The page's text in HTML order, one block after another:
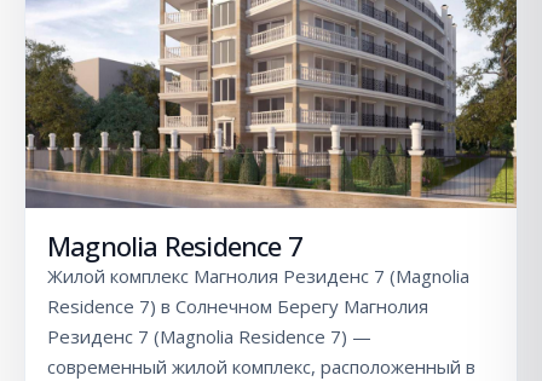
Magnolia Residence 7
Жилой комплекс Магнолия Резиденс 7 (Magnolia
Residence 7) в Солнечном Берегу Магнолия
Резиденс 7 (Magnolia Residence 7) —
современный жилой комплекс, расположенный в